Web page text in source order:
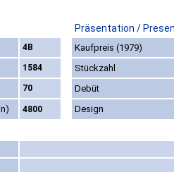
Präsentation /
4B
Kaufpreis (1979)
1584
Stückzahl
70
Debüt
4800 Design